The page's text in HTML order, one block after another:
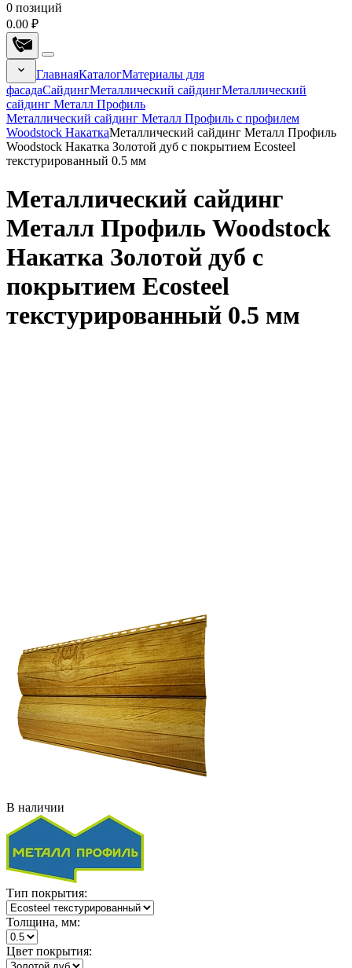
0 позиций
0.00 ₽
ГлавнаяКаталогМатериалы для
фасадаСайдингМеталлический сайдингМеталлический
сайдинг Металл Профиль
Металлический сайдинг Металл Профиль с профилем
Woodstock НакаткаМеталлический сайдинг Металл Профиль
Woodstock Накатка Золотой дуб с покрытием Ecosteel
текстурированный 0.5 мм
Металлический сайдинг
Металл Профиль Woodstock
Накатка Золотой дуб с
покрытием Ecosteel
текстурированный 0.5 мм
В наличии
Тип покрытия:
Толщина, мм:
Цвет покрытия: